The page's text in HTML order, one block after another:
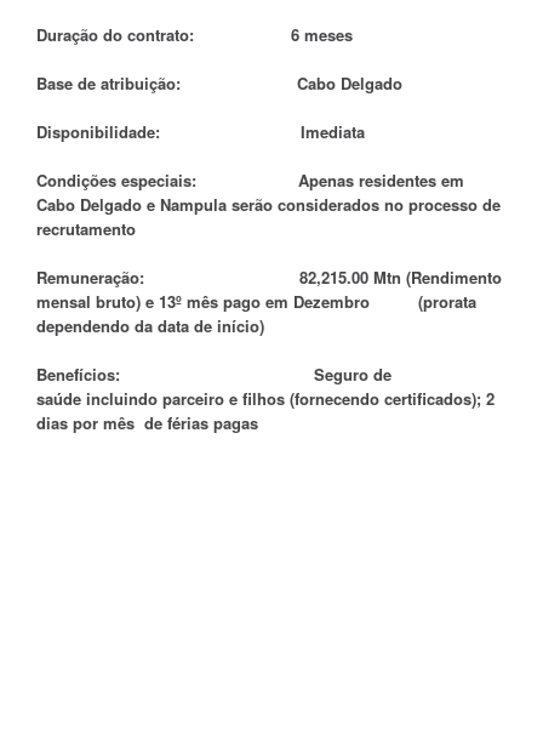
Duração do contrato: 6 meses
Base de atribuição: Cabo Delgado
Disponibilidade: Imediata
Condições especiais: Apenas residentes em
Cabo Delgado e Nampula serão considerados no processo de
recrutamento
Remuneração: 82,215.00 Mtn (Rendimento
mensal bruto) e 13º mês pago em Dezembro (prorata
dependendo da data de início)
Benefícios: Seguro de
saúde incluindo parceiro e filhos (fornecendo certificados); 2
dias por mês de férias pagas